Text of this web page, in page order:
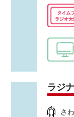
ラジ
さ